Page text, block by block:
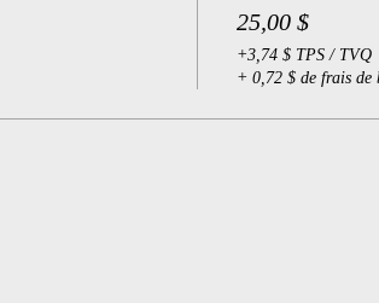
25,00 $
+3,74 $ TPS / TVQ
+ 0,72 $ de frais de